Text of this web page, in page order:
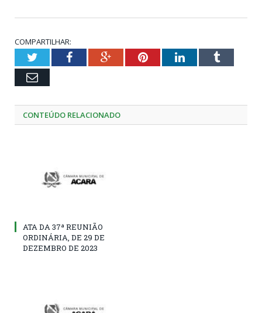
COMPARTILHAR:
TwitterFacebookGoogle+PinterestLinkedInTumblr
Email
CONTEÚDO RELACIONADO
ATA DA 37ª REUNIÃO
ORDINÁRIA, DE 29 DE
DEZEMBRO DE 2023